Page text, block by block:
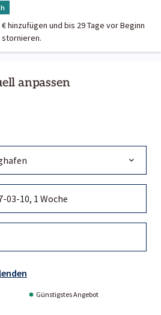
anpassen
Günstigstes Angebot
hinzufügen und bis 29 Tage vor Beginn